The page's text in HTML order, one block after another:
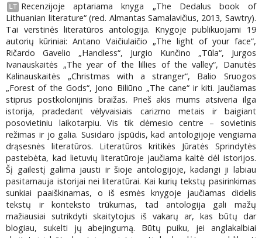
LT
Recenzijoje aptariama knyga „The Dedalus book of
Lithuanian literature“ (red. Almantas Samalavičius, 2013, Sawtry).
Tai verstinės literatūros antologija. Knygoje publikuojami 19
autorių kūriniai: Antano Vaičiulaičio „The light of your face“,
Ričardo Gavelio „Handless“, Jurgio Kunčino „Tūla“, Jurgos
Ivanauskaitės „The year of the lillies of the valley“, Danutės
Kalinauskaitės „Christmas with a stranger“, Balio Sruogos
„Forest of the Gods“, Jono Biliūno „The cane“ ir kiti. Jaučiamas
stiprus postkolonijinis braižas. Prieš akis mums atsiveria ilga
istorija, pradedant vėlyvaisiais carizmo metais ir baigiant
posovietiniu laikotarpiu. Vis tik dėmesio centre – sovietinis
režimas ir jo galia. Susidaro įspūdis, kad antologijoje vengiama
drąsesnės literatūros. Literatūros kritikės Jūratės Sprindytės
pastebėta, kad lietuvių literatūroje jaučiama kaltė dėl istorijos.
Šį gailestį galima jausti ir šioje antologijoje, kadangi ji labiau
pasitarnauja istorijai nei literatūrai. Kai kurių tekstų pasirinkimas
sunkiai paaiškinamas, o iš esmės knygoje jaučiamas didelis
tekstų ir konteksto trūkumas, tad antologija gali mažų
mažiausiai sutrikdyti skaitytojus iš vakarų ar, kas būtų dar
blogiau, sukelti jų abejingumą. Būtų puiku, jei anglakalbiai